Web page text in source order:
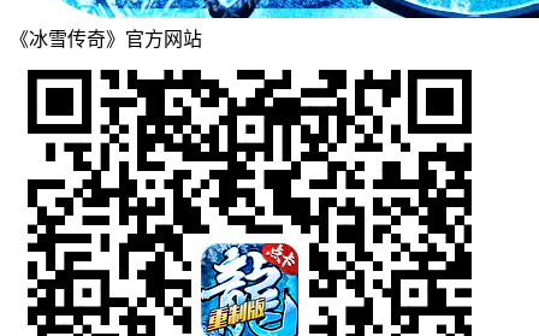
《冰雪传奇》官方网站